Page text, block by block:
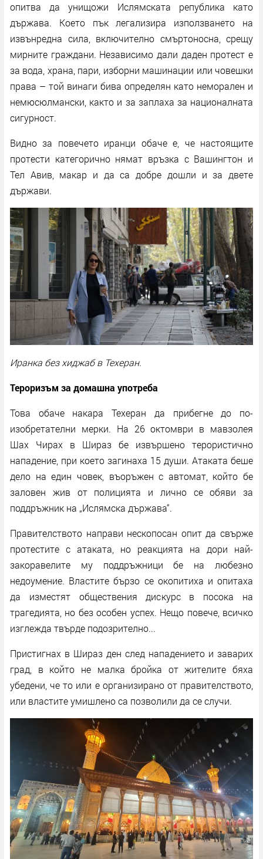
опитва да унищожи Ислямската република като
държава. Което пък легализира използването на
извънредна сила, включително смъртоносна, срещу
мирните граждани. Независимо дали даден протест е
за вода, храна, пари, изборни машинации или човешки
права – той винаги бива определян като неморален и
немюсюлмански, както и за заплаха за националната
сигурност.
Видно за повечето иранци обаче е, че настоящите
протести категорично нямат връзка с Вашингтон и
Тел Авив, макар и да са добре дошли и за двете
държави.
Иранка без хиджаб в Техеран.
Тероризъм за домашна употреба
Това обаче накара Техеран да прибегне до по-
изобретателни мерки. На 26 октомври в мавзолея
Шах Чирах в Шираз бе извършено терористично
нападение, при което загинаха 15 души. Атаката беше
дело на един човек, въоръжен с автомат, който бе
заловен жив от полицията и лично се обяви за
поддръжник на „Ислямска държава“.
Правителството направи нескопосан опит да свърже
протестите с атаката, но реакцията на дори най-
закоравелите му поддръжници бе на любезно
недоумение. Властите бързо се окопитиха и опитаха
да изместят обществения дискурс в посока на
трагедията, но без особен успех. Нещо повече, всичко
изглежда твърде подозрително...
Пристигнах в Шираз ден след нападението и заварих
град, в който не малка бройка от жителите бяха
убедени, че то или е организирано от правителството,
или властите умишлено са позволили да се случи.